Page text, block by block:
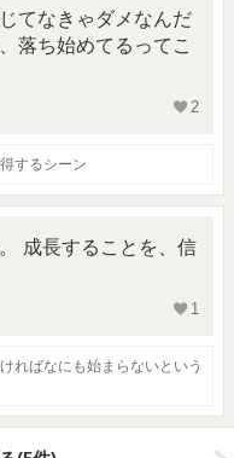
てなきゃダメなんだ
落ち始めてるってこ
2
するシーン
成長することを、信
1
ればなにも始まらないという